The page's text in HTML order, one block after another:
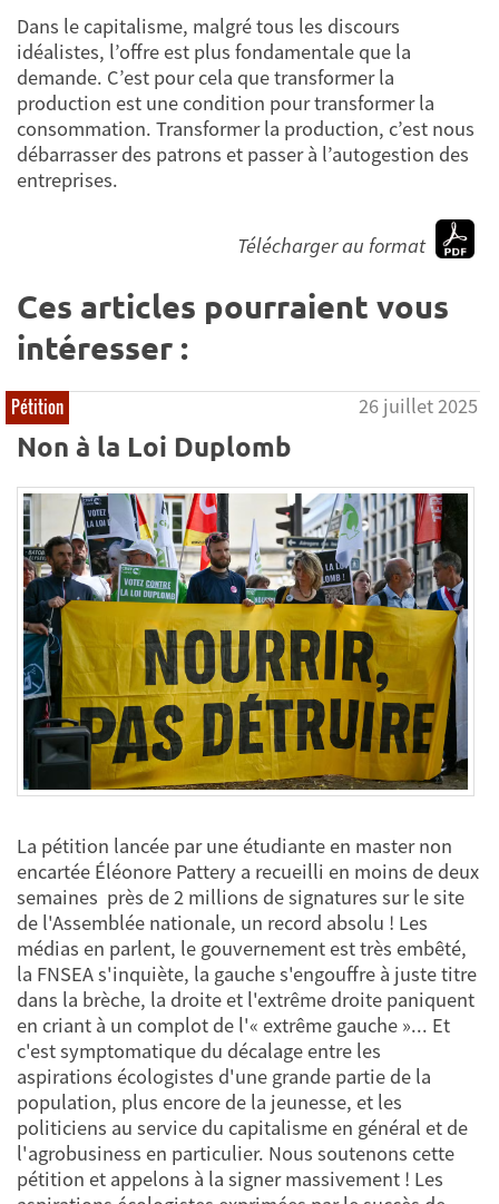
Dans le capitalisme, malgré tous les discours
idéalistes, l’offre est plus fondamentale que la
demande. C’est pour cela que transformer la
production est une condition pour transformer la
consommation. Transformer la production, c’est nous
débarrasser des patrons et passer à l’autogestion des
entreprises.
Télécharger au format
Ces articles pourraient vous
intéresser :
Pétition 26 juillet 2025
Non à la Loi Duplomb
La pétition lancée par une étudiante en master non
encartée Éléonore Pattery a recueilli en moins de deux
semaines près de 2 millions de signatures sur le site
de l'Assemblée nationale, un record absolu ! Les
médias en parlent, le gouvernement est très embêté,
la FNSEA s'inquiète, la gauche s'engouffre à juste titre
dans la brèche, la droite et l'extrême droite paniquent
en criant à un complot de l'« extrême gauche »... Et
c'est symptomatique du décalage entre les
aspirations écologistes d'une grande partie de la
population, plus encore de la jeunesse, et les
politiciens au service du capitalisme en général et de
l'agrobusiness en particulier. Nous soutenons cette
pétition et appelons à la signer massivement ! Les